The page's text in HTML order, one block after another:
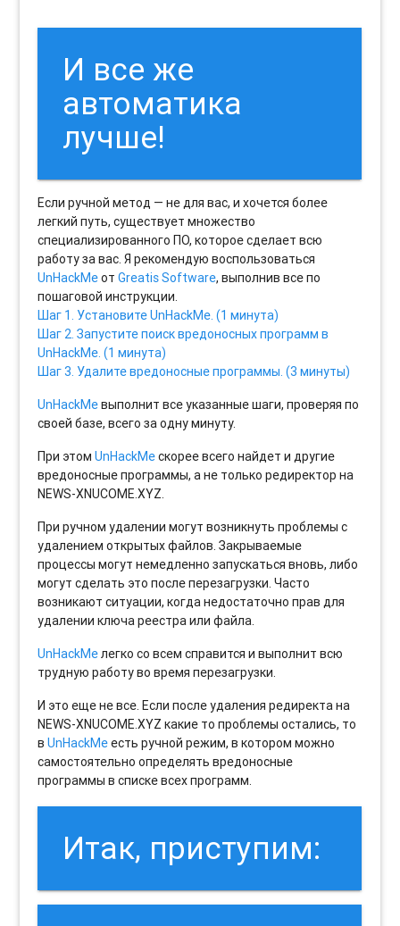
И все же
автоматика
лучше!
Если ручной метод — не для вас, и хочется более
легкий путь, существует множество
специализированного ПО, которое сделает всю
работу за вас. Я рекомендую воспользоваться
UnHackMeотGreatis Software, выполнив все по
пошаговой инструкции.
Шаг 1. Установите UnHackMe. (1 минута)
Шаг 2. Запустите поиск вредоносных программ в
UnHackMe. (1 минута)
Шаг 3. Удалите вредоносные программы. (3 минуты)
UnHackMeвыполнит все указанные шаги, проверяя по
своей базе, всего за одну минуту.
При этомUnHackMeскорее всего найдет и другие
вредоносные программы, а не только редиректор на
NEWS-XNUCOME.XYZ.
При ручном удалении могут возникнуть проблемы с
удалением открытых файлов. Закрываемые
процессы могут немедленно запускаться вновь, либо
могут сделать это после перезагрузки. Часто
возникают ситуации, когда недостаточно прав для
удалении ключа реестра или файла.
UnHackMeлегко со всем справится и выполнит всю
трудную работу во время перезагрузки.
И это еще не все. Если после удаления редиректа на
NEWS-XNUCOME.XYZ какие то проблемы остались, то
вUnHackMeесть ручной режим, в котором можно
самостоятельно определять вредоносные
программы в списке всех программ.
Итак, приступим: